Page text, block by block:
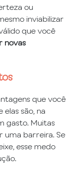
ou
inviabilizar
que você
novas
que você
são, na
gasto. Muitas
uma barreira. Se
esse medo